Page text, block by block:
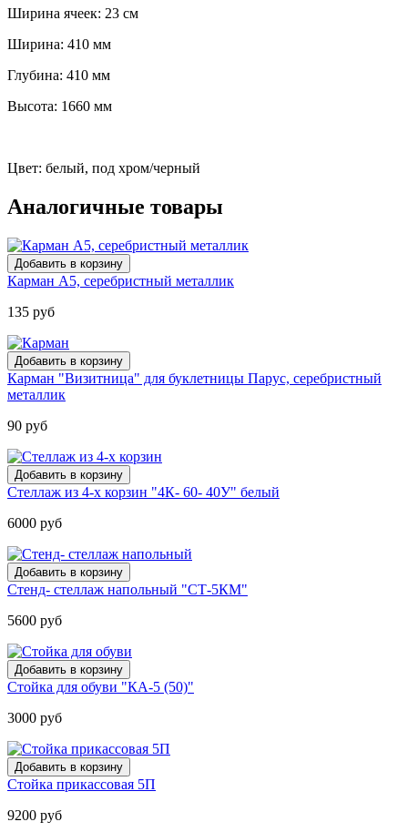
Ширина ячеек: 23 см
Ширина: 410 мм
Глубина: 410 мм
Высота: 1660 мм
Цвет: белый, под хром/черный
Аналогичные товары
Карман А5, серебристный металлик
135 руб
Карман "Визитница" для буклетницы Парус, серебристный
металлик
90 руб
Стеллаж из 4-х корзин "4К- 60- 40У" белый
6000 руб
Стенд- стеллаж напольный "СТ-5КМ"
5600 руб
Стойка для обуви "КА-5 (50)"
3000 руб
Стойка прикассовая 5П
9200 руб